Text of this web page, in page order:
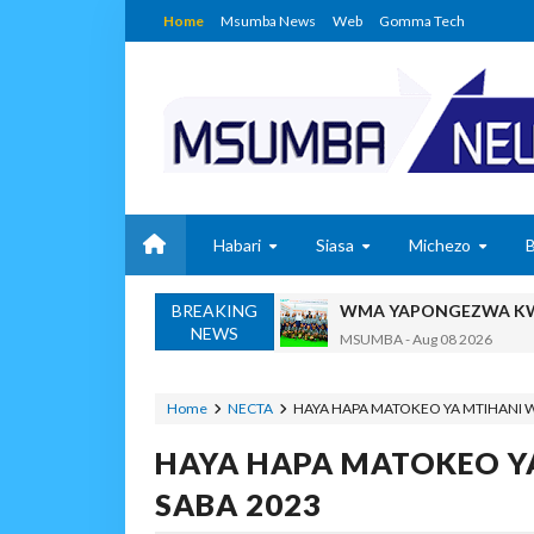
Home Msumba News Web Gomma Tech
Habari Siasa Michezo
BREAKING
NEWS
WMA YAPONGEZWA
MSUMBA-Aug 08 2026
TPDC YARIDHISHWA
OSCAR ASSENGA-Aug 07
Alex Sonna
Home NECTA HAYA HAPA MATOKEO YA MTIHANI
HAYA HAPA MATOKEO
SABA 2023